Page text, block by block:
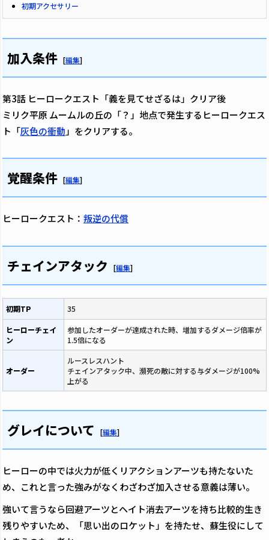
初期アクセサリー
加入条件 [編集]
第3話 ヒーロークエスト「義を見てせざるは」クリア後
ミリク平原 ムームルの丘の「？」地点で発生するヒーロークエス
ト「灰色の衝動 」をクリアする。
覚醒条件 [編集]
ヒーロークエスト： 叛逆の代償
チェインアタック [編集]
初期TP 35
ヒーローチェイ
ン
参加したオーダーが達成された時、増加するダメージ倍率が
1.5倍になる
オーダー
ルースレスハント
チェインアタック中、瀕死の敵に対する与ダメージが100%
上がる
グレイについて [編集]
ヒーローの中では火力が低くリアクションアーツも持たないた
め、これと言った強みがなくわざわざ加入させる意義は薄い。
強いて言うなら回避アーツとヘイト消去アーツを持ち比較的生き
残りやすいため、「思い出のロケット」を持たせ、蘇生役にして